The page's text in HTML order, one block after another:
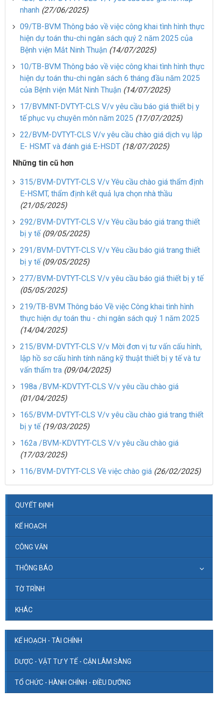
nhanh (27/06/2025)
09/TB-BVM Thông báo về việc công khai tình hình thực
hiện dự toán thu-chi ngân sách quý 2 năm 2025 của
Bệnh viện Mắt Ninh Thuận (14/07/2025)
10/TB-BVM Thông báo về việc công khai tình hình thực
hiện dự toán thu-chi ngân sách 6 tháng đầu năm 2025
của Bệnh viện Mắt Ninh Thuận (14/07/2025)
17/BVMNT-DVTYT-CLS V/v yêu cầu báo giá thiết bị y
tế phục vụ chuyên môn năm 2025 (17/07/2025)
22/BVM-DVTYT-CLS V/v yêu cầu chào giá dịch vụ lập
E- HSMT và đánh giá E-HSDT (18/07/2025)
Những tin cũ hơn
315/BVM-DVTYT-CLS V/v Yêu cầu chào giá thẩm định
E-HSMT, thẩm định kết quả lựa chọn nhà thầu
(21/05/2025)
292/BVM-DVTYT-CLS V/v Yêu cầu báo giá trang thiết
bị y tế (09/05/2025)
291/BVM-DVTYT-CLS V/v Yêu cầu báo giá trang thiết
bị y tế (09/05/2025)
277/BVM-DVTYT-CLS V/v yêu cầu báo giá thiết bị y tế
(05/05/2025)
219/TB-BVM Thông báo Về việc Công khai tình hình
thực hiện dự toán thu - chi ngân sách quý 1 năm 2025
(14/04/2025)
215/BVM-DVTYT-CLS V/v Mời đơn vị tư vấn cấu hình,
lập hồ sơ cấu hình tính năng kỹ thuật thiết bị y tế và tư
vấn thẩm tra (09/04/2025)
198a /BVM-KDVTYT-CLS V/v yêu cầu chào giá
(01/04/2025)
165/BVM-DVTYT-CLS V/v yêu cầu chào giá trang thiết
bị y tế (19/03/2025)
162a /BVM-KDVTYT-CLS V/v yêu cầu chào giá
(17/03/2025)
116/BVM-DVTYT-CLS Về việc chào giá (26/02/2025)
QUYẾT ĐỊNH
KẾ HOẠCH
CÔNG VĂN
THÔNG BÁO
TỜ TRÌNH
KHÁC
KẾ HOẠCH - TÀI CHÍNH
DƯỢC - VẬT TƯ Y TẾ - CẬN LÂM SÀNG
TỔ CHỨC - HÀNH CHÍNH - ĐIỀU DƯỠNG